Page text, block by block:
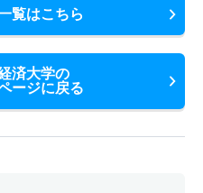
覧はこちら
済大学の
ージに戻る